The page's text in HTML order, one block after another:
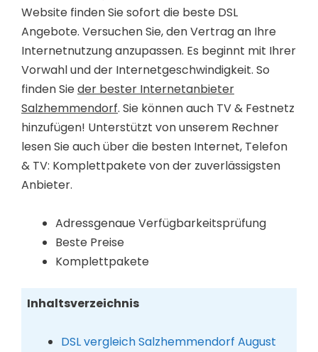
Website finden Sie sofort die beste DSL
Angebote. Versuchen Sie, den Vertrag an Ihre
Internetnutzung anzupassen. Es beginnt mit Ihrer
Vorwahl und der Internetgeschwindigkeit. So
finden Sieder bester Internetanbieter
Salzhemmendorf. Sie können auch TV & Festnetz
hinzufügen! Unterstützt von unserem Rechner
lesen Sie auch über die besten Internet, Telefon
& TV: Komplettpakete von der zuverlässigsten
Anbieter.
Adressgenaue Verfügbarkeitsprüfung
Beste Preise
Komplettpakete
Inhaltsverzeichnis
DSL vergleich Salzhemmendorf August